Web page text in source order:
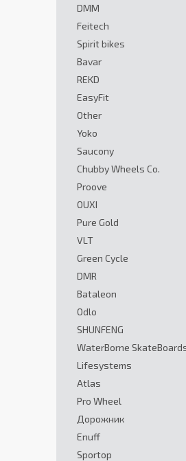
DMM
Feitech
Spirit bikes
Bavar
REKD
EasyFit
Other
Yoko
Saucony
Chubby Wheels Co.
Proove
OUXI
Pure Gold
VLT
Green Cycle
DMR
Bataleon
Odlo
SHUNFENG
WaterBorne
Lifesystems
Atlas
Pro Wheel
Дорожник
Enuff
Sportop